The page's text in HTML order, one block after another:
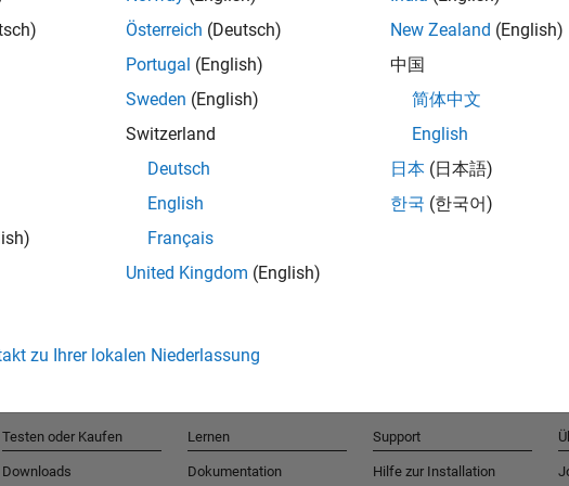
Talent Network
Erhalten Sie personalisierte
und
Österreich (Deutsch)
Portugal (English)
Sweden (English)
Switzerland
Deutsch
English
Français
United Kingdom (English)
New Zealand (English)
中国
简体中文
English
日本 (日本語)
한국 (한국어)
zu Ihrer lokalen Niederlassung
Testen oder Kaufen
Downloads
Lernen
Dokumentation
Support
Hilfe zur Installation